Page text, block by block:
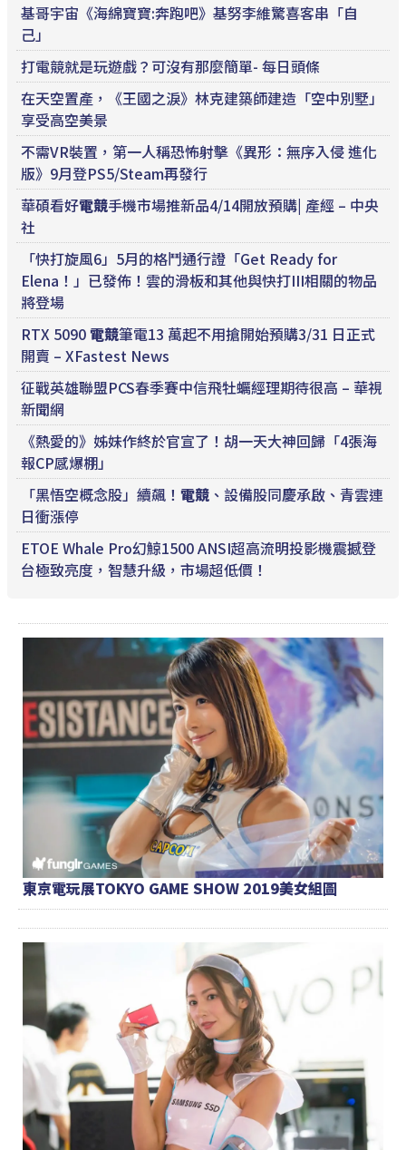
基哥宇宙《海綿寶寶:奔跑吧》基努李維驚喜客串「自
己」
打電競就是玩遊戲？可沒有那麼簡單- 每日頭條
在天空置產，《王國之淚》林克建築師建造「空中別墅」
享受高空美景
不需VR裝置，第一人稱恐怖射擊《異形：無序入侵 進化
版》9月登PS5/Steam再發行
華碩看好電競手機市場推新品4/14開放預購| 產經 – 中央
社
「快打旋風6」5月的格鬥通行證「Get Ready for
Elena！」已發佈！雲的滑板和其他與快打III相關的物品
將登場
RTX 5090電競筆電13 萬起不用搶開始預購3/31 日正式
開賣 – XFastest News
征戰英雄聯盟PCS春季賽中信飛牡蠣經理期待很高 – 華視
新聞網
《熱愛的》姊妹作終於官宣了！胡一天大神回歸「4張海
報CP感爆棚」
「黑悟空概念股」續飆！ 電競 、設備股同慶承啟、青雲連
日衝漲停
ETOE Whale Pro幻鯨1500 ANSI超高流明投影機震撼登
台極致亮度，智慧升級，市場超低價！
東京電玩展TOKYO GAME SHOW 2019美女組圖